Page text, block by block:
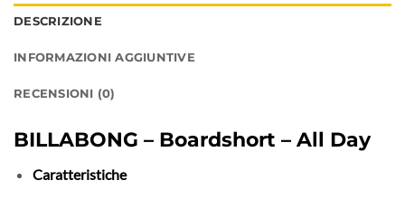
DESCRIZIONE
INFORMAZIONI AGGIUNTIVE
RECENSIONI (0)
BILLABONG – Boardshort – All Day
Caratteristiche